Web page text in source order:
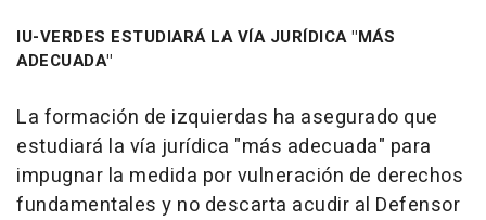
IU-VERDES ESTUDIARÁ LA VÍA JURÍDICA "MÁS
ADECUADA"
La formación de izquierdas ha asegurado que
estudiará la vía jurídica "más adecuada" para
impugnar la medida por vulneración de derechos
fundamentales y no descarta acudir al Defensor